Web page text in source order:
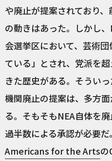
や廃止が提案されており
の動きはあった。しかし
会選挙区において、芸術
ている」とされ、党派を
きた歴史がある。そうい
機関廃止の提案は、多方
る。そもそもNEA自体を
過半数による承認が必要
Americans for the Artsの